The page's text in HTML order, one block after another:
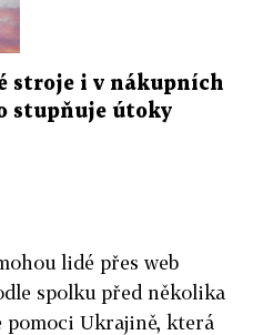
stroje i v nákupních
stupňuje útoky
lidé přes web
spolku před několika
pomoci Ukrajině, která